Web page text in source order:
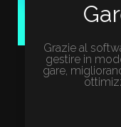
Grazie al
gestire in
gare,